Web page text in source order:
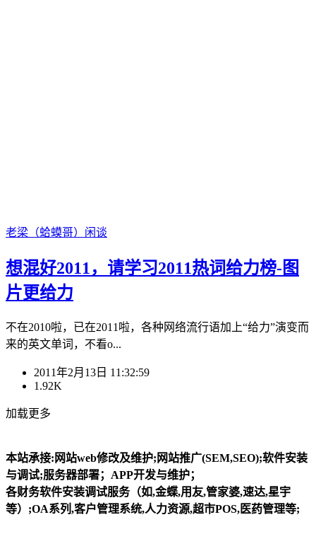
老梁（蛤蟆哥） 闲谈
想混好2011，请学习2011热词给力榜-图
片更给力
不在2010啦，已在2011啦，各种网络流行语加上“给力”演变而
来的英文单词，不看o...
2011年2月13日 11:32:59
1.92K
加载更多
本站承接:网站web修改及维护;网站推广(SEM,SEO);软件安装
与调试;服务器部署；APP开发与维护；
各财务软件安装调试服务（如,金蝶,用友,管家婆,速达,星宇
等）;OA系列,客户管理系统,人力资源,超市POS,医药管理等;